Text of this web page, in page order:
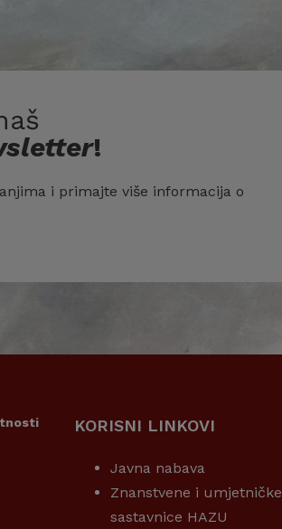
!
i primajte više informacija o
KORISNI LINKOVI
Javna nabava
Znanstvene i umjetničke
sastavnice HAZU